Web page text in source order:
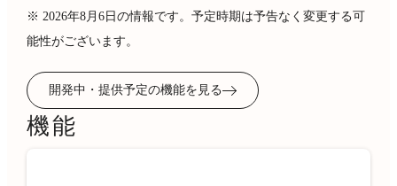
※ 2026年8月6日の情報です。予定時期は予告なく変更する可
能性がございます。
開発中・提供予定の機能を見る
機能